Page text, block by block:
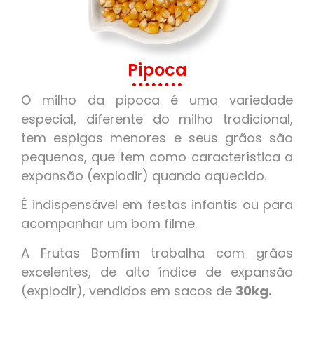
Pipoca
O milho da pipoca é uma variedade
especial, diferente do milho tradicional,
tem espigas menores e seus grãos são
pequenos, que tem como característica a
expansão (explodir) quando aquecido.
É indispensável em festas infantis ou para
acompanhar um bom filme.
A Frutas Bomfim trabalha com grãos
excelentes, de alto índice de expansão
(explodir), vendidos em sacos de 30kg.